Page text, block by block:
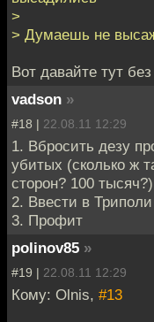
>
> Думаешь не
Вот давайте тут
vadson »
#18 | 22.08.11 12:29
1. Вбросить дезу
убитых (сколько ж
сторон? 100 тысяч?)
2. Ввести в
3. Профит
polinov85 »
#19 | 22.08.11 12:29
Кому: Olnis, #13